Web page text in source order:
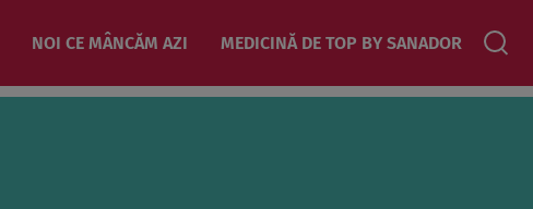
NOI CE MÂNCĂM AZI MEDICINĂ DE TOP BY SANADOR